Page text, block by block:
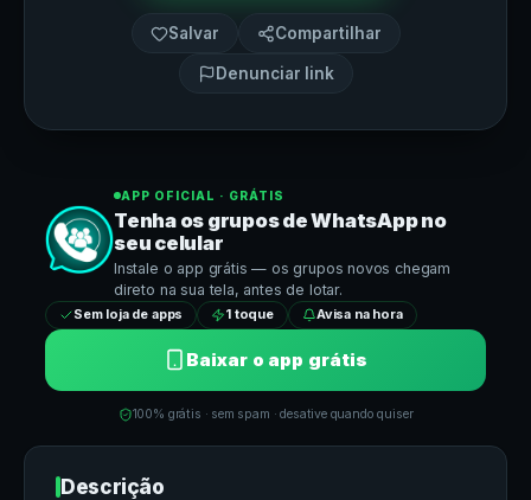
Salvar Compartilhar
Denunciar link
APP OFICIAL · GRÁTIS
Tenha os grupos deWhatsAppno
seu celular
Instale o app grátis — os grupos novos chegam
direto na sua tela, antes de lotar.
Sem loja de apps 1 toque Avisa na hora
Baixar o app grátis
100% grátis · sem spam · desative quando quiser
Descrição